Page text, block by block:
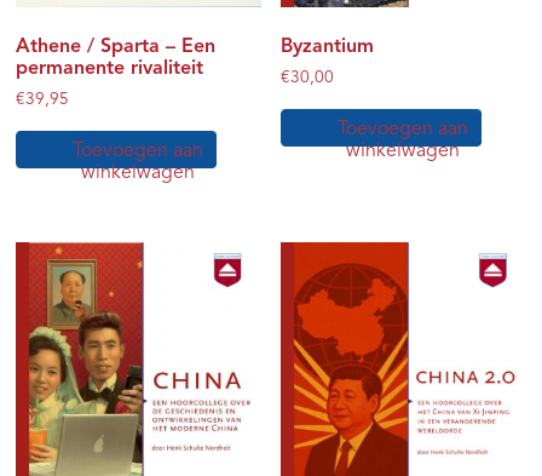
Athene / Sparta – Een
permanente rivaliteit
€39,95
Toevoegen aan
winkelwagen
Byzantium
€30,00
Toevoegen aan
winkelwagen